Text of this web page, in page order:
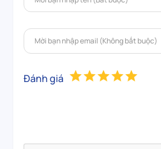
Đánh giá